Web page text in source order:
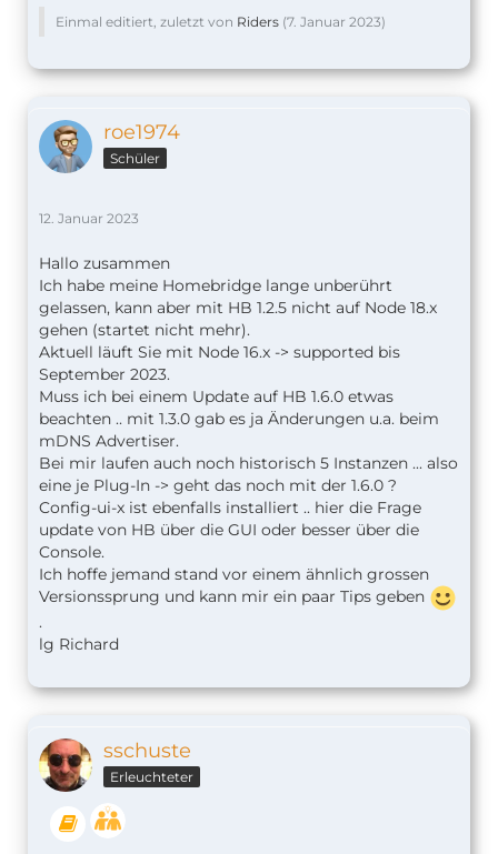
Einmal editiert, zuletzt von Riders (7. Januar 2023)
roe1974
Schüler
12. Januar 2023
Hallo zusammen
Ich habe meine Homebridge lange unberührt
gelassen, kann aber mit HB 1.2.5 nicht auf Node 18.x
gehen (startet nicht mehr).
Aktuell läuft Sie mit Node 16.x -> supported bis
September 2023.
Muss ich bei einem Update auf HB 1.6.0 etwas
beachten .. mit 1.3.0 gab es ja Änderungen u.a. beim
mDNS Advertiser.
Bei mir laufen auch noch historisch 5 Instanzen ... also
eine je Plug-In -> geht das noch mit der 1.6.0 ?
Config-ui-x ist ebenfalls installiert .. hier die Frage
update von HB über die GUI oder besser über die
Console.
Ich hoffe jemand stand vor einem ähnlich grossen
Versionssprung und kann mir ein paar Tips geben
.
lg Richard
sschuste
Erleuchteter